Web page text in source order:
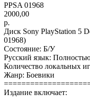
PPSA 01968
2000,00
р.
Диск Sony PlayStation 5
01968)
Состояние: Б/У
Русский язык:
Количество локальных
Жанр: Боевики
Издание включает: